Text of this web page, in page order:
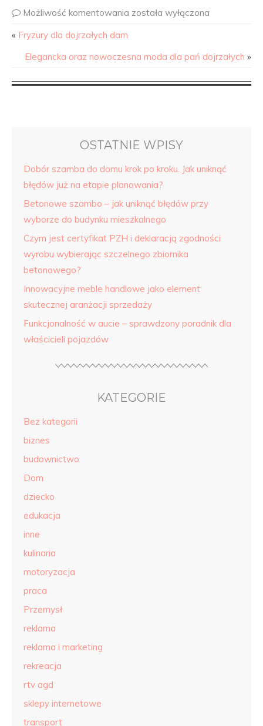
Możliwość komentowania została wyłączona
« Fryzury dla dojrzałych dam
Elegancka oraz nowoczesna moda dla pań dojrzałych »
OSTATNIE WPISY
Dobór szamba do domu krok po kroku. Jak uniknąć
błędów już na etapie planowania?
Betonowe szambo – jak uniknąć błędów przy
wyborze do budynku mieszkalnego
Czym jest certyfikat PZH i deklaracją zgodności
wyrobu wybierając szczelnego zbiornika
betonowego?
Innowacyjne meble handlowe jako element
skutecznej aranżacji sprzedaży
Funkcjonalność w aucie – sprawdzony poradnik dla
właścicieli pojazdów
KATEGORIE
Bez kategorii
biznes
budownictwo
Dom
dziecko
edukacja
inne
kulinaria
motoryzacja
praca
Przemysł
reklama
reklama i marketing
rekreacja
rtv agd
sklepy internetowe
transport